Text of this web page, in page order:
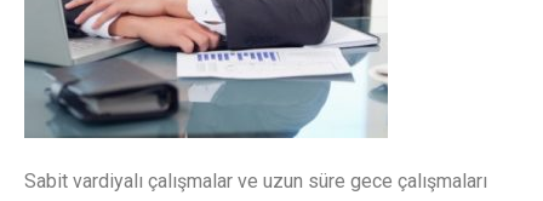
Sabit vardiyalı çalışmalar ve uzun süre gece çalışmaları